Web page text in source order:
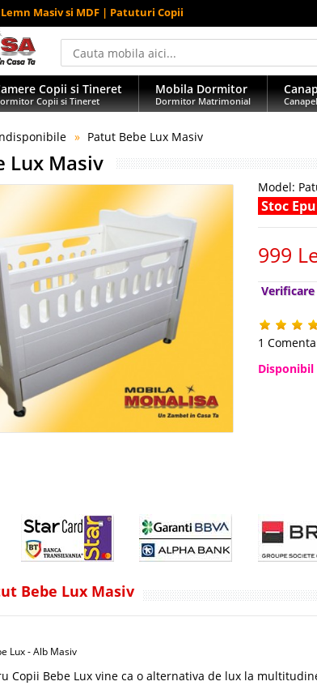
Masiv si MDF | Patuturi Copii
Copii si Tineret
Copii si Tineret
Mobila Dormitor
Dormitor Matrimonial
Patut Bebe Lux Masiv
Lux Masiv
Model:
Stoc
999
1
Disponibil
Bebe Lux Masiv
Lux - Alb Masiv
Copii Bebe Lux vine ca o alternativa de lux la